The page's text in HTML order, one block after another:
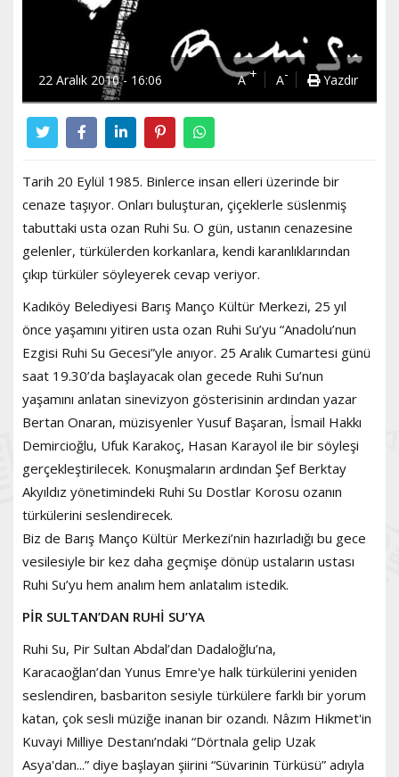
22 Aralık 2010 - 16:06 A+ A- Yazdır
Tarih 20 Eylül 1985. Binlerce insan elleri üzerinde bir
cenaze taşıyor. Onları buluşturan, çiçeklerle süslenmiş
tabuttaki usta ozan Ruhi Su. O gün, ustanın cenazesine
gelenler, türkülerden korkanlara, kendi karanlıklarından
çıkıp türküler söyleyerek cevap veriyor.
Kadıköy Belediyesi Barış Manço Kültür Merkezi, 25 yıl
önce yaşamını yitiren usta ozan Ruhi Su’yu “Anadolu’nun
Ezgisi Ruhi Su Gecesi”yle anıyor. 25 Aralık Cumartesi günü
saat 19.30’da başlayacak olan gecede Ruhi Su’nun
yaşamını anlatan sinevizyon gösterisinin ardından yazar
Bertan Onaran, müzisyenler Yusuf Başaran, İsmail Hakkı
Demircioğlu, Ufuk Karakoç, Hasan Karayol ile bir söyleşi
gerçekleştirilecek. Konuşmaların ardından Şef Berktay
Akyıldız yönetimindeki Ruhi Su Dostlar Korosu ozanın
türkülerini seslendirecek.
Biz de Barış Manço Kültür Merkezi’nin hazırladığı bu gece
vesilesiyle bir kez daha geçmişe dönüp ustaların ustası
Ruhi Su’yu hem analım hem anlatalım istedik.
PİR SULTAN’DAN RUHİ SU’YA
Ruhi Su, Pir Sultan Abdal’dan Dadaloğlu’na,
Karacaoğlan’dan Yunus Emre'ye halk türkülerini yeniden
seslendiren, basbariton sesiyle türkülere farklı bir yorum
katan, çok sesli müziğe inanan bir ozandı. Nâzım Hikmet'in
Kuvayi Milliye Destanı’ndaki “Dörtnala gelip Uzak
Asya'dan...” diye başlayan şiirini “Süvarinin Türküsü” adıyla